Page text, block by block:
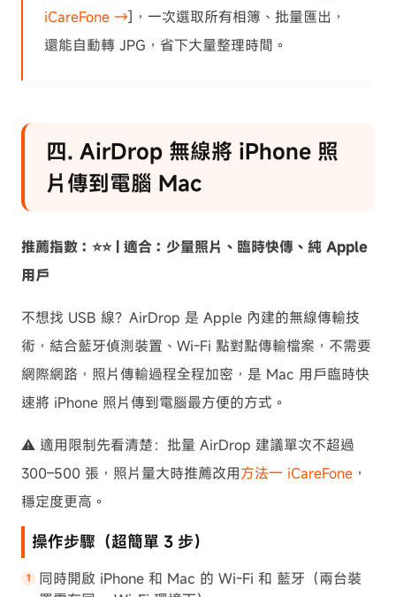
iCareFone →]，一次選取所有相簿、批量匯出，
還能自動轉 JPG，省下大量整理時間。
四. AirDrop 無線將 iPhone 照
片傳到電腦 Mac
推薦指數：⭐⭐ | 適合：少量照片、臨時快傳、純 Apple
用戶
不想找 USB 線？AirDrop 是 Apple 內建的無線傳輸技
術，結合藍牙偵測裝置、Wi-Fi 點對點傳輸檔案，不需要
網際網路，照片傳輸過程全程加密，是 Mac 用戶臨時快
速將 iPhone 照片傳到電腦最方便的方式。
⚠️ 適用限制先看清楚：批量 AirDrop 建議單次不超過
300–500 張，照片量大時推薦改用方法一 iCareFone ，
穩定度更高。
操作步驟（超簡單 3 步）
同時開啟 iPhone 和 Mac 的 Wi-Fi 和 藍牙（兩台裝